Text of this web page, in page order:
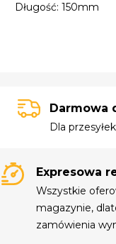
Długość: 150mm
Darmowa
Dla
Expresowa
Wszystkie
magazynie,
zamówienia